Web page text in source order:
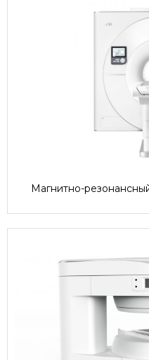
Магнитно-